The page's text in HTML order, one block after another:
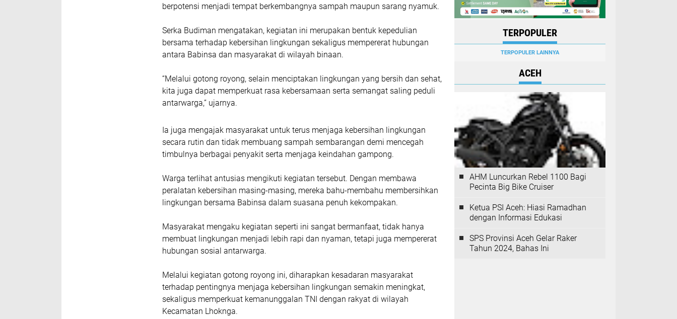
berpotensi menjadi tempat berkembangnya sampah maupun sarang nyamuk.
Serka Budiman mengatakan, kegiatan ini merupakan bentuk kepedulian
bersama terhadap kebersihan lingkungan sekaligus mempererat hubungan
antara Babinsa dan masyarakat di wilayah binaan.
“Melalui gotong royong, selain menciptakan lingkungan yang bersih dan sehat,
kita juga dapat memperkuat rasa kebersamaan serta semangat saling peduli
antarwarga,” ujarnya.
Ia juga mengajak masyarakat untuk terus menjaga kebersihan lingkungan
secara rutin dan tidak membuang sampah sembarangan demi mencegah
timbulnya berbagai penyakit serta menjaga keindahan gampong.
Warga terlihat antusias mengikuti kegiatan tersebut. Dengan membawa
peralatan kebersihan masing-masing, mereka bahu-membahu membersihkan
lingkungan bersama Babinsa dalam suasana penuh kekompakan.
Masyarakat mengaku kegiatan seperti ini sangat bermanfaat, tidak hanya
membuat lingkungan menjadi lebih rapi dan nyaman, tetapi juga mempererat
hubungan sosial antarwarga.
Melalui kegiatan gotong royong ini, diharapkan kesadaran masyarakat
terhadap pentingnya menjaga kebersihan lingkungan semakin meningkat,
sekaligus memperkuat kemanunggalan TNI dengan rakyat di wilayah
Kecamatan Lhoknga.
TERPOPULER
TERPOPULER LAINNYA
ACEH
AHM Luncurkan Rebel 1100 Bagi
Pecinta Big Bike Cruiser
Ketua PSI Aceh: Hiasi Ramadhan
dengan Informasi Edukasi
SPS Provinsi Aceh Gelar Raker
Tahun 2024, Bahas Ini